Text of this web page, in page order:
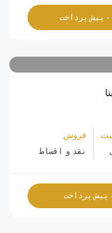
- پیش پرداخت
فروش
نقد و اقساط
پیش پرداخت